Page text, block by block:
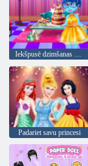
Iekšpusē dzimšanas dienas svinības
Padariet savu princesi